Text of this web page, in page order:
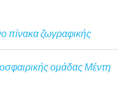
πίνακα ζωγραφικής
ομάδας Μέντη